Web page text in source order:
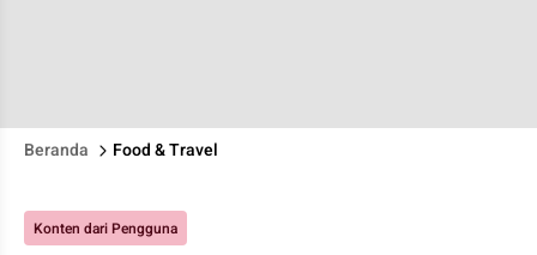
Beranda Food & Travel
Konten dari Pengguna